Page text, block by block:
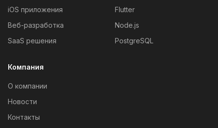
iOS приложения
Веб-разработка
SaaS решения
Flutter
Node.js
PostgreSQL
Компания
О компании
Новости
Контакты